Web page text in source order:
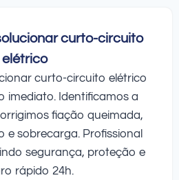
curto-circuito
elétrico
curto-circuito elétrico
imediato. Identificamos a
fiação queimada,
sobrecarga. Profissional
segurança, proteção e
rápido 24h.